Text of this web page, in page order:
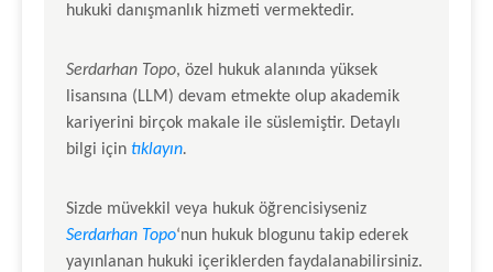
hukuki danışmanlık hizmeti vermektedir.
Serdarhan Topo, özel hukuk alanında yüksek
lisansına (LLM) devam etmekte olup akademik
kariyerini birçok makale ile süslemiştir. Detaylı
bilgi için tıklayın.
Sizde müvekkil veya hukuk öğrencisiyseniz
Serdarhan Topo‘nun hukuk blogunu takip ederek
yayınlanan hukuki içeriklerden faydalanabilirsiniz.